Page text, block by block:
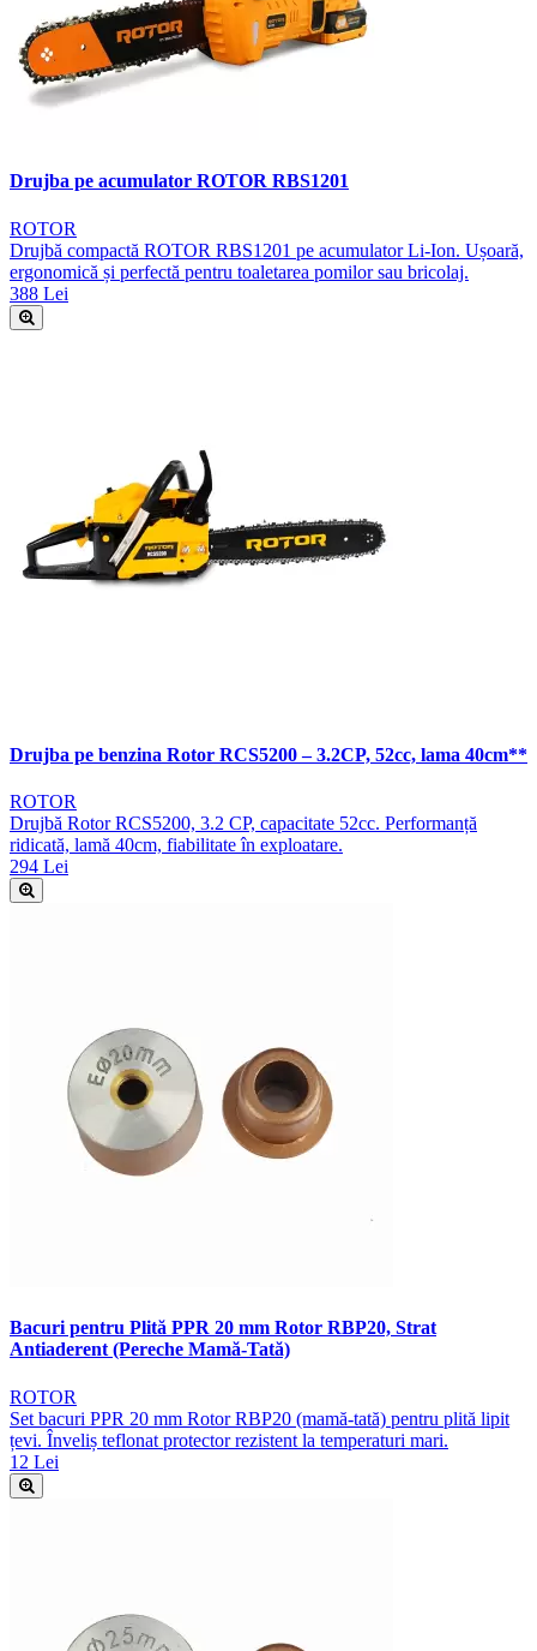
Drujba pe acumulator ROTOR RBS1201
ROTOR
Drujbă compactă ROTOR RBS1201 pe acumulator Li-Ion. Ușoară,
ergonomică și perfectă pentru toaletarea pomilor sau bricolaj.
388 Lei
Drujba pe benzina Rotor RCS5200 – 3.2CP, 52cc, lama 40cm**
ROTOR
Drujbă Rotor RCS5200, 3.2 CP, capacitate 52cc. Performanță
ridicată, lamă 40cm, fiabilitate în exploatare.
294 Lei
Bacuri pentru Plită PPR 20 mm Rotor RBP20, Strat
Antiaderent (Pereche Mamă-Tată)
ROTOR
Set bacuri PPR 20 mm Rotor RBP20 (mamă-tată) pentru plită lipit
țevi. Înveliș teflonat protector rezistent la temperaturi mari.
12 Lei